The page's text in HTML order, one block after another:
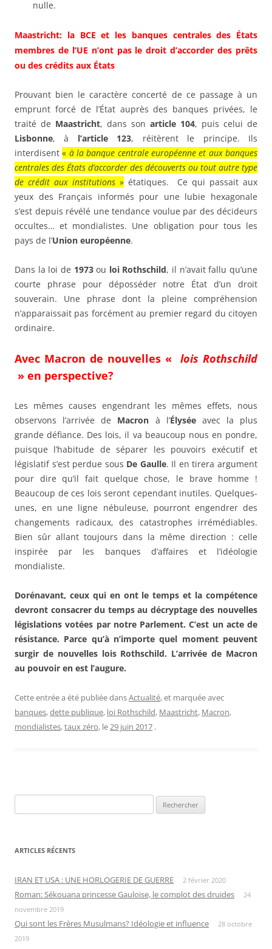
nulle.
Maastricht: la BCE et les banques centrales des États
membres de l’UE n’ont pas le droit d’accorder des prêts
ou des crédits aux États
Prouvant bien le caractère concerté de ce passage à un
emprunt forcé de l’État auprès des banques privées, le
traité de Maastricht, dans son article 104, puis celui de
Lisbonne, à l’article 123, réitèrent le principe. Ils
interdisent« à la banque centrale européenne et aux banques
centrales des États d’accorder des découverts ou tout autre type
de crédit aux institutions » étatiques. Ce qui passait aux
yeux des Français informés pour une lubie hexagonale
s’est depuis révélé une tendance voulue par des décideurs
occultes… et mondialistes. Une obligation pour tous les
pays de l’Union européenne.
Dans la loi de 1973ou loi Rothschild, il n’avait fallu qu’une
courte phrase pour déposséder notre État d’un droit
souverain. Une phrase dont la pleine compréhension
n’apparaissait pas forcément au premier regard du citoyen
ordinaire.
Avec Macron de nouvelles «
lois Rothschild
» en perspective?
Les mêmes causes engendrant les mêmes effets, nous
observons l’arrivée de Macron à l’Élyséeavec la plus
grande défiance. Des lois, il va beaucoup nous en pondre,
puisque l’habitude de séparer les pouvoirs exécutif et
législatif s’est perdue sous De Gaulle. Il en tirera argument
pour dire qu’il fait quelque chose, le brave homme !
Beaucoup de ces lois seront cependant inutiles. Quelques-
unes, en une ligne nébuleuse, pourront engendrer des
changements radicaux, des catastrophes irrémédiables.
Bien sûr allant toujours dans la même direction : celle
inspirée par les banques d’affaires et l’idéologie
mondialiste.
Dorénavant, ceux qui en ont le temps et la compétence
devront consacrer du temps au décryptage des nouvelles
législations votées par notre Parlement. C’est un acte de
résistance. Parce qu’à n’importe quel moment peuvent
surgir de nouvelles lois Rothschild. L’arrivée de Macron
au pouvoir en est l’augure.
Cette entrée a été publiée dansActualité, et marquée avec
banques,dette publique, loi Rothschild, Maastricht, Macron,
mondialistes,taux zéro, le29 juin 2017 .
ARTICLES RÉCENTS
IRAN ET USA : UNE HORLOGERIE DE GUERRE 2 février 2020
Roman: Sékouana princesse Gauloise, le complot des druides
24
novembre 2019
Qui sont les Frères Musulmans? Idéologie et influence
28 octobre
2019